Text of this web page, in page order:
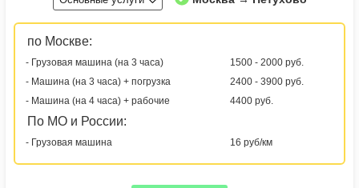
по Москве:
- Грузовая машина (на 3 часа)
1500 - 2000 руб.
- Машина (на 3 часа) + погрузка
2400 - 3900 руб.
- Машина (на 4 часа) + рабочие
4400 руб.
По МО и России:
- Грузовая машина 16 руб/км